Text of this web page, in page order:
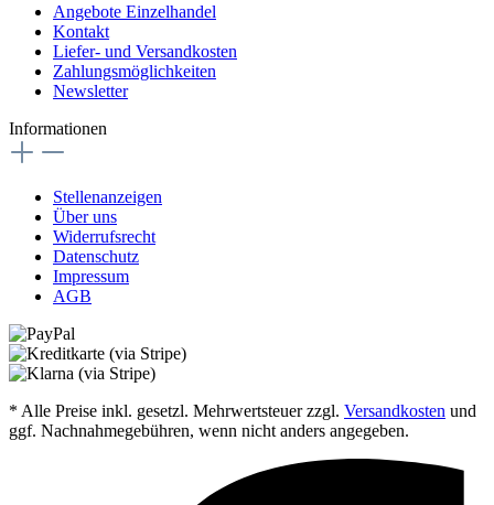
Angebote Einzelhandel
Kontakt
Liefer- und Versandkosten
Zahlungsmöglichkeiten
Newsletter
Informationen
Stellenanzeigen
Über uns
Widerrufsrecht
Datenschutz
Impressum
AGB
* Alle Preise inkl. gesetzl. Mehrwertsteuer zzgl. Versandkosten und
ggf. Nachnahmegebühren, wenn nicht anders angegeben.